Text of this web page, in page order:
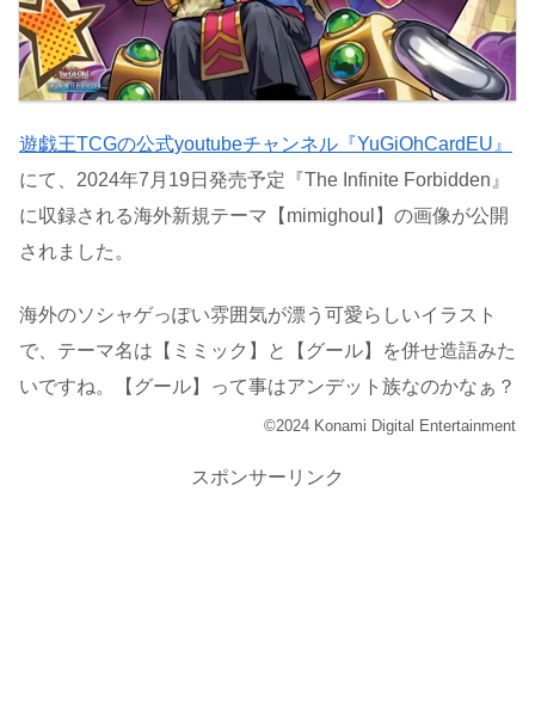
遊戯王TCGの公式youtubeチャンネル『YuGiOhCardEU』
にて、2024年7月19日発売予定『The Infinite Forbidden』
に収録される海外新規テーマ【mimighoul】の画像が公開
されました。
海外のソシャゲっぽい雰囲気が漂う可愛らしいイラスト
で、テーマ名は【ミミック】と【グール】を併せ造語みた
いですね。【グール】って事はアンデット族なのかなぁ？
©2024 Konami Digital Entertainment
スポンサーリンク